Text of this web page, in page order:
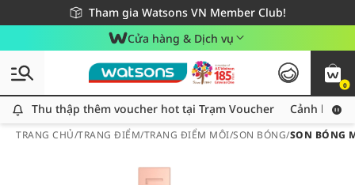
Tham gia Watsons VN Member Club!
Miễn phí giao hàng cho đơn hàng từ 249,000Đ
Giao hàng nhanh 24h - Áp dụng khu vực TP. Hồ Chí Minh
Cửa hàng & Dịch vụ
0
Thu thập thêm voucher hot tại Trạm Voucher
Thu thập thêm voucher hot tại Trạm Voucher Cảnh báo
TRANG CHỦ/TRANG ĐIỂM/TRANG ĐIỂM MÔI/SON BÓNG/SON BÓNG